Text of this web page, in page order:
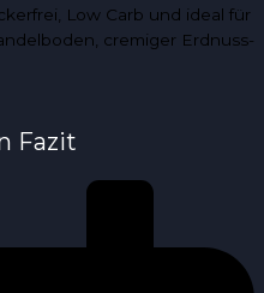
Low Carb und ideal für
cremiger Erdnuss-
Fazit